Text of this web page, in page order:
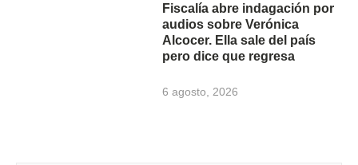
Fiscalía abre indagación por
audios sobre Verónica
Alcocer. Ella sale del país
pero dice que regresa
6 agosto, 2026